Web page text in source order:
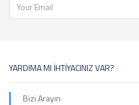
YARDIMA MI İHTİYACINIZ VAR?
Bizi Arayın